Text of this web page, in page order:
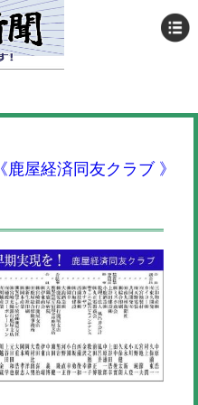
《鹿屋経済同友クラブ 》